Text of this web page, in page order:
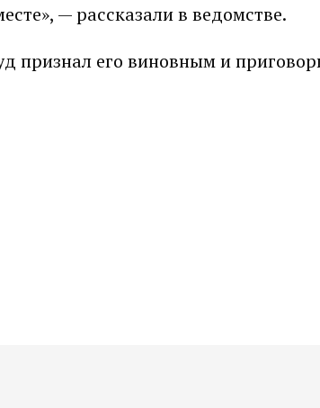
— рассказали в ведомстве.
признал его виновным и